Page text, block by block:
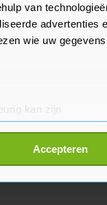
van
advertenties
wie uw
kan zijn
detailgedeelte
Accepteren